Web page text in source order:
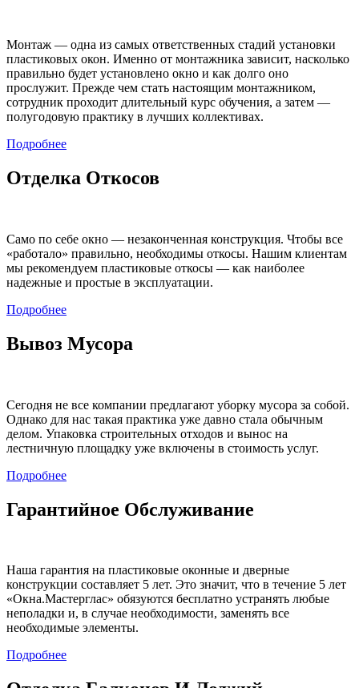
Монтаж — одна из самых ответственных стадий установки
пластиковых окон. Именно от монтажника зависит, насколько
правильно будет установлено окно и как долго оно
прослужит. Прежде чем стать настоящим монтажником,
сотрудник проходит длительный курс обучения, а затем —
полугодовую практику в лучших коллективах.
Подробнее
Отделка Откосов
Само по себе окно — незаконченная конструкция. Чтобы все
«работало» правильно, необходимы откосы. Нашим клиентам
мы рекомендуем пластиковые откосы — как наиболее
надежные и простые в эксплуатации.
Подробнее
Вывоз Мусора
Сегодня не все компании предлагают уборку мусора за собой.
Однако для нас такая практика уже давно стала обычным
делом. Упаковка строительных отходов и вынос на
лестничную площадку уже включены в стоимость услуг.
Подробнее
Гарантийное Обслуживание
Наша гарантия на пластиковые оконные и дверные
конструкции составляет 5 лет. Это значит, что в течение 5 лет
«Окна.Мастерглас» обязуются бесплатно устранять любые
неполадки и, в случае необходимости, заменять все
необходимые элементы.
Подробнее